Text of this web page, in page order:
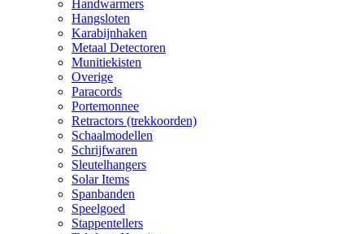
Handwarmers
Hangsloten
Karabijnhaken
Metaal Detectoren
Munitiekisten
Overige
Paracords
Portemonnee
Retractors (trekkoorden)
Schaalmodellen
Schrijfwaren
Sleutelhangers
Solar Items
Spanbanden
Speelgoed
Stappentellers